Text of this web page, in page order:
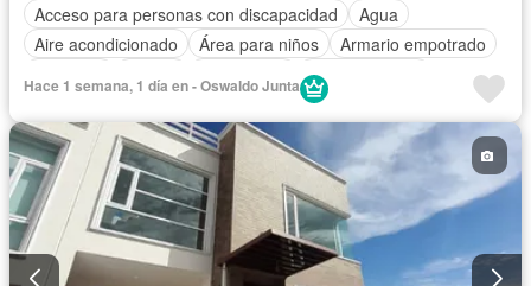
Acceso para personas con discapacidad
Agua
Aire acondicionado
Área para niños
Armario empotrado
Cocina integral
Cuarto de servicio
Estacionamiento
Gas natural
Garita de guardianía
Internet
Jacuzzi Jardín Patio Conserje
Seguridad
Terraza
Vista panorámica Wifi Sin amoblar
Hace 1 semana, 1 día en - Oswaldo Junta